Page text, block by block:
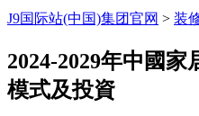
J9国际站(中国)集团官网 > 装
2024-2029年中國
模式及投資